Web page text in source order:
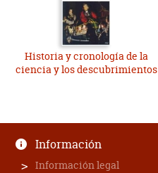
Historia y cronología de la
ciencia y los descubrimientos
Información
Información legal